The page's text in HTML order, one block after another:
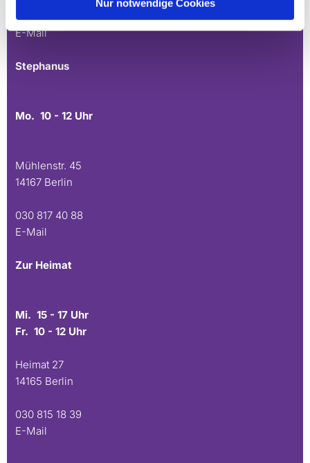
Nur notwendige Cookies
030 815 45 54
E-Mail
Stephanus
Mo. 10 - 12 Uhr
Mühlenstr. 45
14167 Berlin
030 817 40 88
E-Mail
Zur Heimat
Mi. 15 - 17 Uhr
Fr. 10 - 12 Uhr
Heimat 27
14165 Berlin
030 815 18 39
E-Mail